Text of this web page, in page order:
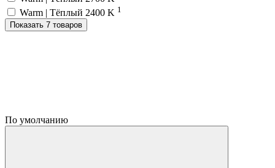
Warm | Тёплый 2400 K 1
Показать 7 товаров
По умолчанию